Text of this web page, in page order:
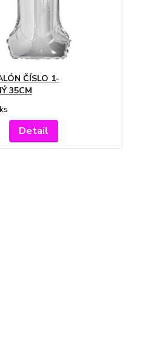
ČÍSLO 1-
35CM
Detail